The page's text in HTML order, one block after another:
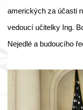
amerických za účasti
vedoucí učitelky Ing.
Nejedlé a budoucího